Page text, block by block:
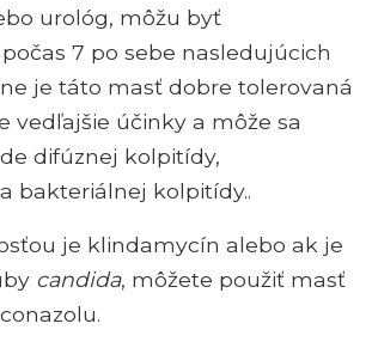
urológ, môžu byť
7 po sebe nasledujúcich
je táto masť dobre tolerovaná
vedľajšie účinky a môže sa
difúznej kolpitídy,
bakteriálnej kolpitídy..
je klindamycín alebo ak je
candida, môžete použiť masť